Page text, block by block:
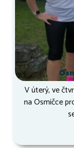
V úterý, ve
na Osmičce